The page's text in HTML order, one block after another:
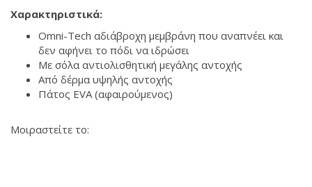
Χαρακτηριστικά:
Omni-Tech αδιάβροχη μεμβράνη που αναπνέει και
δεν αφήνει το πόδι να ιδρώσει
Με σόλα αντιολισθητική μεγάλης αντοχής
Από δέρμα υψηλής αντοχής
Πάτος EVA (αφαιρούμενος)
Μοιραστείτε το: